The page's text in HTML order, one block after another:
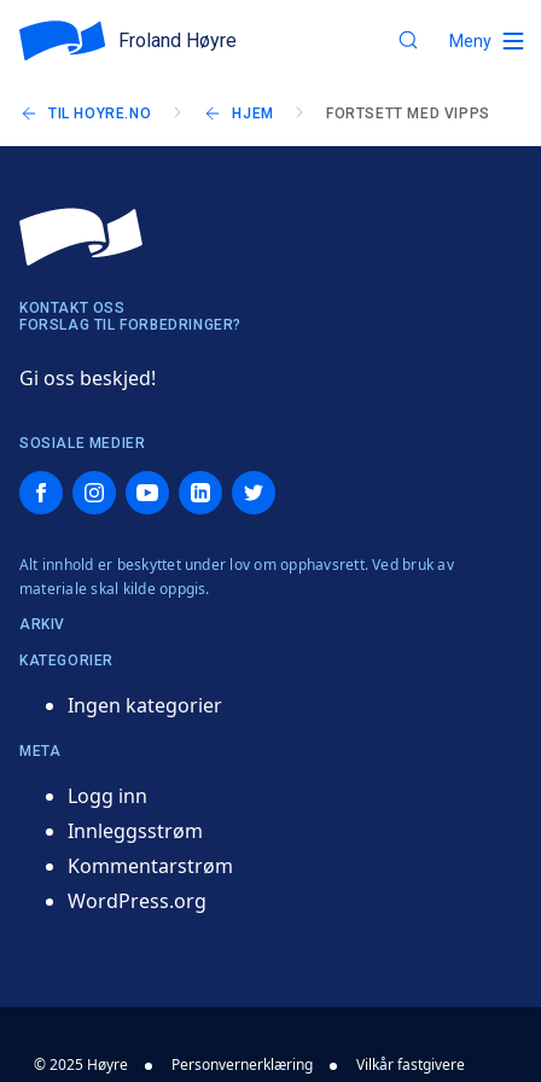
Froland Høyre Meny
TIL HOYRE.NO HJEM FORTSETT MED VIPPS
KONTAKT OSS
FORSLAG TIL FORBEDRINGER?
Gi oss beskjed!
SOSIALE MEDIER
FacebookInstagramYouTubeLinkedInTwitter
Alt innhold er beskyttet under lov om opphavsrett. Ved bruk av
materiale skal kilde oppgis.
ARKIV
KATEGORIER
Ingen kategorier
META
Logg inn
Innleggsstrøm
Kommentarstrøm
WordPress.org
© 2025 Høyre Personvernerklæring Vilkår fastgivere